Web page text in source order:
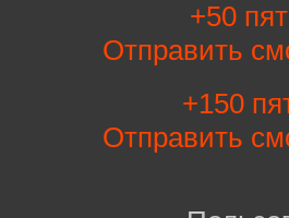
+50
Отправить
+150
Отправить